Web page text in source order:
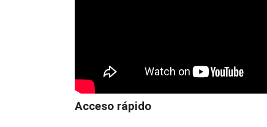
Acceso rápido